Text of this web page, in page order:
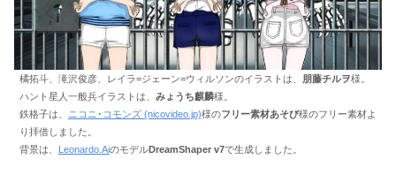
橘拓斗、滝沢俊彦、レイラ=ジェーン=ウィルソンのイラストは、 朋藤チルヲ様。
ハント星人一般兵イラストは、 みょうち麒麟様。
鉄格子は、
ニコニ･コモンズ (nicovideo.jp)様のフリー素材あそび様のフリー素材よ
り拝借しました。
背景は、 Leonardo.AiのモデルDreamShaper v7で生成しました。